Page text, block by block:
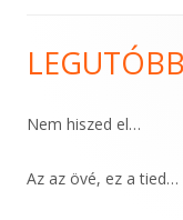
Main
Sidebar
Nem hiszed el…
Az az övé, ez a tied…